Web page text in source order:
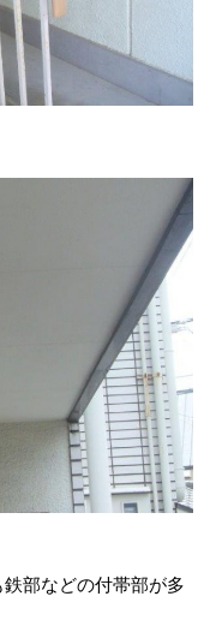
部などの付帯部が多